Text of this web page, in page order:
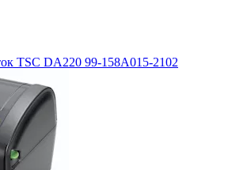
TSC DA220 99-158A015-2102